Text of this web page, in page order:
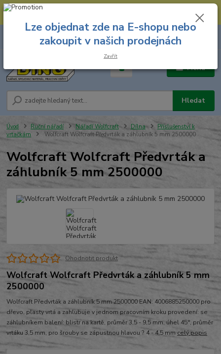
--- Spojovací materiál: 774 431 045 --- Prodejna nářadí: 731 449 423 --
Menu
Hledat
8.00 hod. - 16.00 hod.
za
Úvod Ruční nářadí Nářadí Wolfcraft Dílna
Příslušenství k
vrtačkám
Wolfcraft Wolfcraft Předvrták a záhlubník 5 mm 2500000
Wolfcraft Wolfcraft Předvrták a
záhlubník 5 mm 2500000
Ohodnotit produkt
Wolfcraft Wolfcraft Předvrták a záhlubník 5 mm
2500000
Wolfcraft Předvrták a záhlubník 5 mm 2500000 EAN: 4006885250000 pro
dřevo, plasty vrtá a zahlubuje v jednom pracovním kroku provedení: se
záhlubníkem balení: blistr na kartě, průměr 3,5 - 9,5 mm, úhel 45°, průměr
vrtáku 3,5 mm, pro šrouby se zápustnou hlavou ? 4 - 4,5 mm celý popis
Lze objednat zde na E-shopu nebo
zakoupit v našich prodejnách
Zavřít